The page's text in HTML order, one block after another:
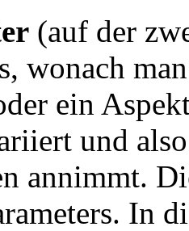
(auf der
wonach
ein
und
annimmt.
In